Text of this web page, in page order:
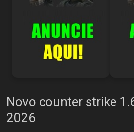
Novo counter strike
2026